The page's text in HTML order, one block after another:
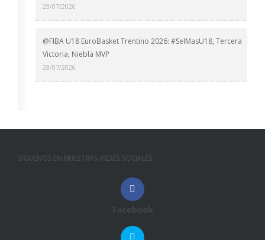
29/07/2026
@FIBA U18 EuroBasket Trentino 2026: #SelMasU18, Tercera
Victoria, Niebla MVP
28/07/2026
SÍGUENOS EN NUESTRAS REDES SOCIALES:
Facebook